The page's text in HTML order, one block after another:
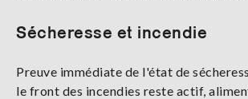
Sécheresse et incendie
Preuve immédiate de l'état de
le front des incendies reste actif,